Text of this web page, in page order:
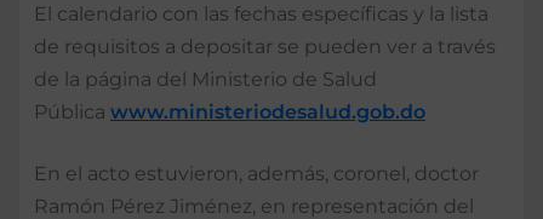
El calendario con las fechas específicas y la lista
de requisitos a depositar se pueden ver a través
de la página del Ministerio de Salud
Pública www.ministeriodesalud.gob.do
En el acto estuvieron, además, coronel, doctor
Ramón Pérez Jiménez, en representación del